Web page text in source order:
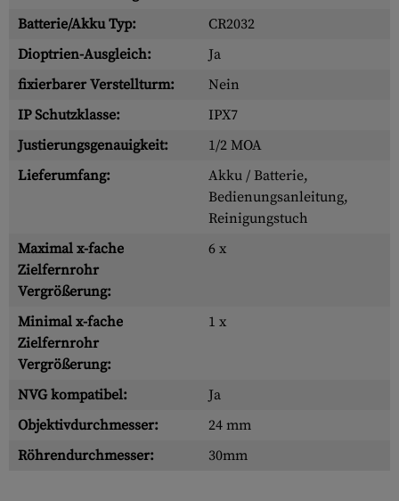
Batterie/Akku Typ:
CR2032
Dioptrien-Ausgleich:
Ja
fixierbarer Verstellturm:
Nein
IP Schutzklasse:
IPX7
Justierungsgenauigkeit:
1/2 MOA
Lieferumfang:
Akku / Batterie,
Bedienungsanleitung,
Reinigungstuch
Maximal x-fache
Zielfernrohr
Vergrößerung:
6 x
Minimal x-fache
Zielfernrohr
Vergrößerung:
1 x
NVG kompatibel:
Ja
Objektivdurchmesser:
24 mm
Röhrendurchmesser:
30mm